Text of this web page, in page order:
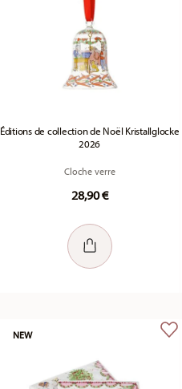
Éditions de collection de Noël Kristallglocke
2026
Cloche verre
28,90 €
NEW